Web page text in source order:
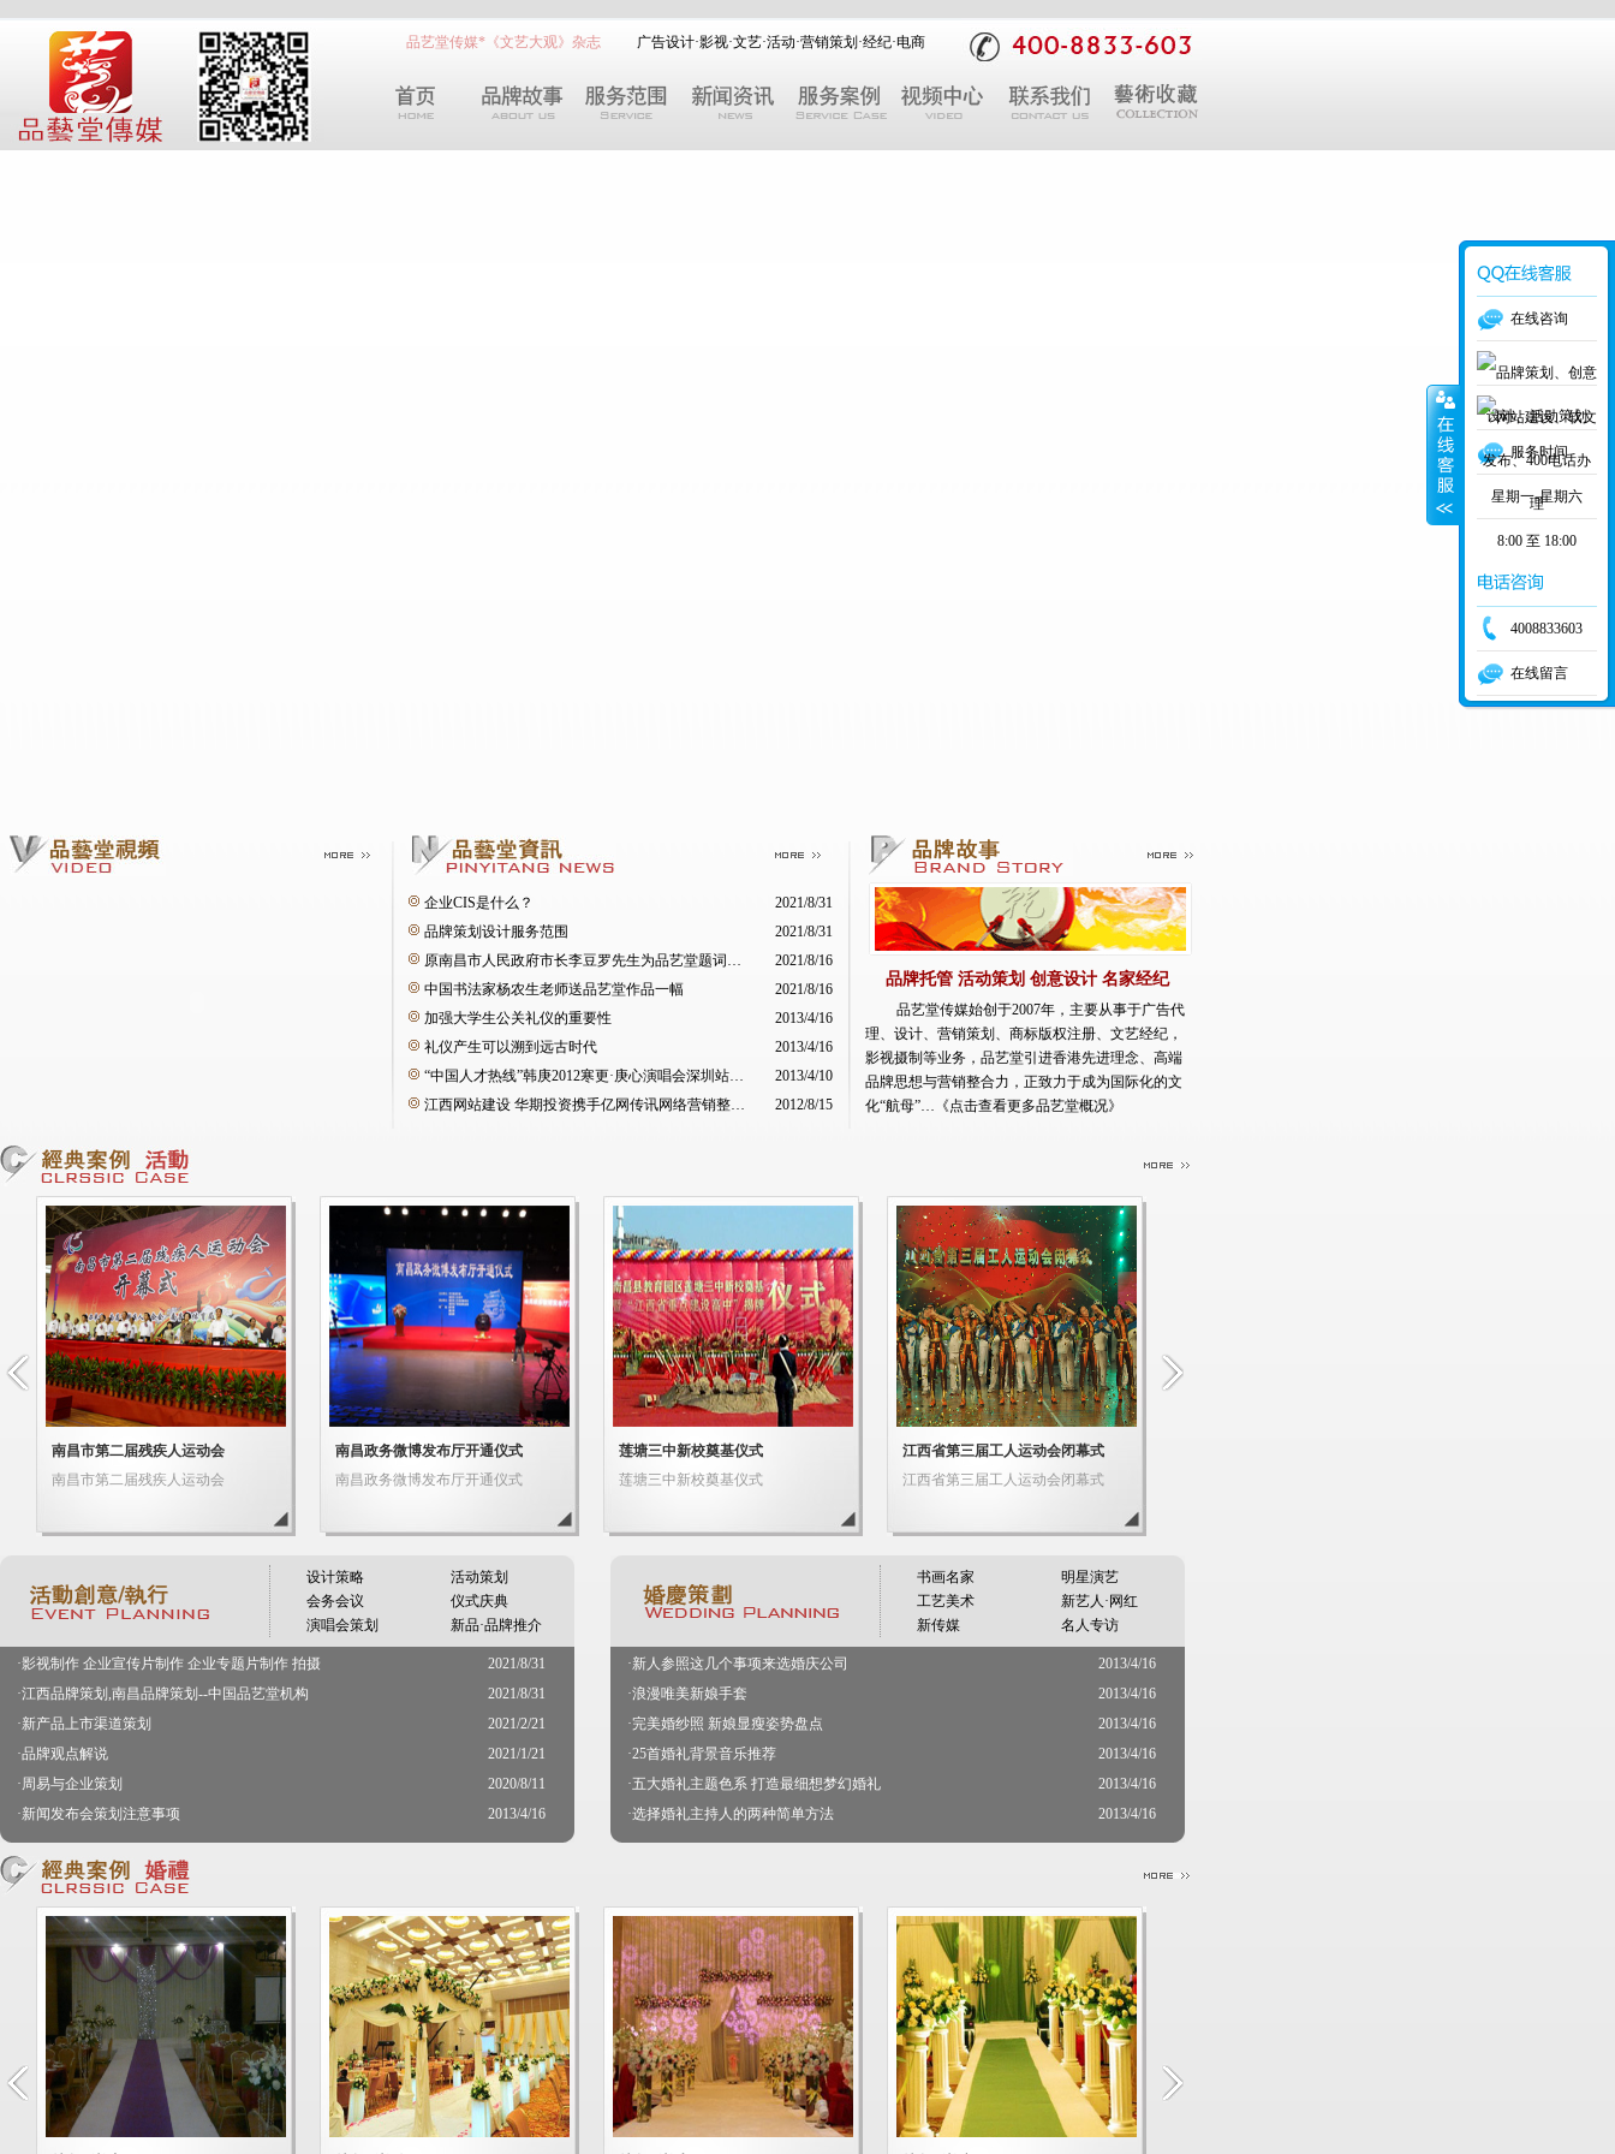
在线咨询
服务时间
星期一-星期六
8:00 至 18:00
4008833603
在线留言
品艺堂传媒*《文艺大观》杂志 广告设计·影视·文艺·活动·营销策划 ·经纪·电商
企业CIS是什么？
2021/8/31
品牌策划设计服务范围
2021/8/31
原南昌市人民政府市长李豆罗先生为品艺堂题词：品牌策划，营销千里
2021/8/16
中国书法家杨农生老师送品艺堂作品一幅
2021/8/16
加强大学生公关礼仪的重要性
2013/4/16
礼仪产生可以溯到远古时代
2013/4/16
“中国人才热线”韩庚2012寒更·庚心演唱会深圳站拉开序幕
2013/4/10
江西网站建设 华期投资携手亿网传讯网络营销整合策划
2012/8/15
品牌托管 活动策划 创意设计 名家经纪
品艺堂传媒始创于2007年，主要从事于广告代
理、设计、营销策划、商标版权注册、文艺经纪，
影视摄制等业务，品艺堂引进香港先进理念、高端
品牌思想与营销整合力，正致力于成为国际化的文
化“航母”… 《点击查看更多品艺堂概况》
设计策略
活动策划
会务会议
仪式庆典
演唱会策划
新品·品牌推介
·影视制作 企业宣传片制作 企业专题片制作 拍摄
2021/8/31
·江西品牌策划,南昌品牌策划--中国品艺堂机构
2021/8/31
·新产品上市渠道策划
2021/2/21
·品牌观点解说
2021/1/21
·周易与企业策划
2020/8/11
·新闻发布会策划注意事项 2013/4/16
书画名家
明星演艺
工艺美术
新艺人·网红
新传媒
名人专访
·新人参照这几个事项来选婚庆公司
2013/4/16
·浪漫唯美新娘手套
2013/4/16
·完美婚纱照 新娘显瘦姿势盘点
2013/4/16
·25首婚礼背景音乐推荐
2013/4/16
·五大婚礼主题色系 打造最细想梦幻婚礼
2013/4/16
·选择婚礼主持人的两种简单方法 2013/4/16